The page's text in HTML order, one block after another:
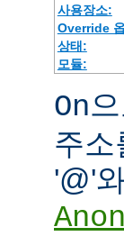
사용장소:
Override
상태:
모듈:
On
주소
'@'